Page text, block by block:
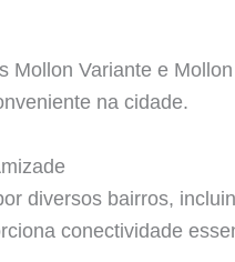
Mollon Variante e
na cidade.
diversos bairros,
conectividade